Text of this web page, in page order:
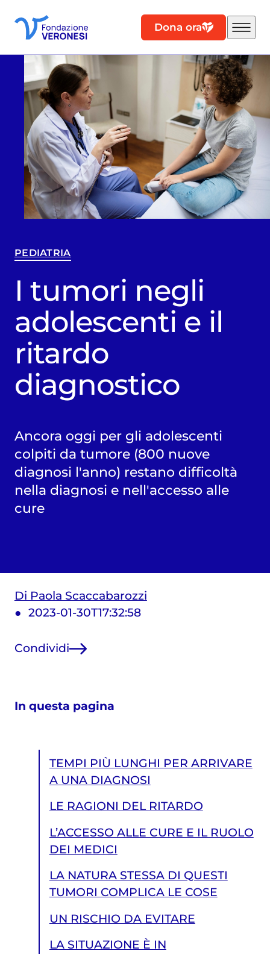
Dona ora
PEDIATRIA
I tumori negli
adolescenti e il
ritardo
diagnostico
Ancora oggi per gli adolescenti
colpiti da tumore (800 nuove
diagnosi l'anno) restano difficoltà
nella diagnosi e nell'accesso alle
cure
Di Paola Scaccabarozzi
2023-01-30T17:32:58
Condividi
In questa pagina
TEMPI PIÙ LUNGHI PER ARRIVARE
A UNA DIAGNOSI
LE RAGIONI DEL RITARDO
L’ACCESSO ALLE CURE E IL RUOLO
DEI MEDICI
LA NATURA STESSA DI QUESTI
TUMORI COMPLICA LE COSE
UN RISCHIO DA EVITARE
LA SITUAZIONE È IN